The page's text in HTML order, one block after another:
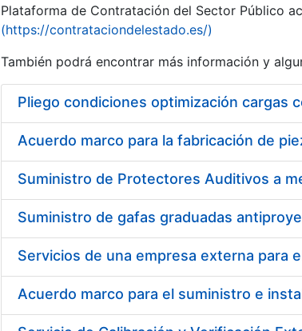
Mostrar/Ocultar
Mostrar/Ocultar
Plataforma de Contratación del Sector Público
(https://contrataciondelestado.es/)
También podrá encontrar más información y
Pliego condiciones optimización cargas
Acuerdo marco para la fabricación de
Acuerdo marco para el suministro e